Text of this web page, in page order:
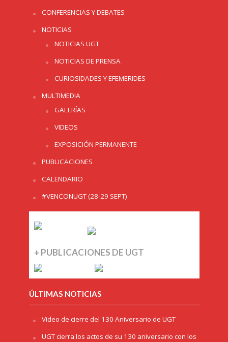
CONFERENCIAS Y DEBATES
NOTICIAS
NOTICIAS UGT
NOTICIAS DE PRENSA
CURIOSIDADES Y EFEMERIDES
MULTIMEDIA
GALERÍAS
VIDEOS
EXPOSICIÓN PERMANENTE
PUBLICACIONES
CALENDARIO
#VENCONUGT (28-29 SEPT)
+ PUBLICACIONES DE UGT
ÚLTIMAS NOTICIAS
Video de cierre del 130 Aniversario de UGT
UGT cierra los actos de su 130 aniversario con los